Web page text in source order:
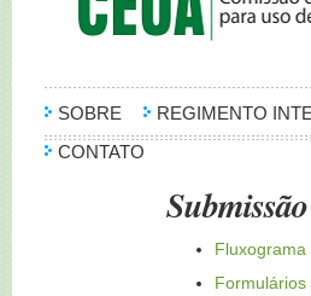
SOBRE REGIMENTO
CONTATO
Fluxograma
Formulários